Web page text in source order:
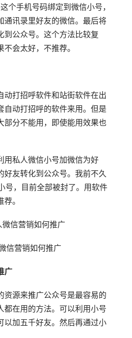
个手机号码绑定到微信小号，
通讯录里好友的微信。最后将
到公众号。这个方法比较复
会太好，不推荐。
打招呼软件和站街软件在出
自动打招呼的软件来用。但是
部分不能用，即使能用效果也
私人微信小号加微信为好
好友转化到公众号。我前不久
号，目前全部被封了。用软件
。
信营销如何推广
广
源来推广公众号是最容易的
都在用的方法。可以利用小号
以加五千好友。然后再通过小